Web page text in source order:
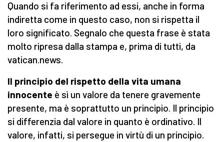
Quando si fa riferimento ad essi, anche in forma
indiretta come in questo caso, non si rispetta il
loro significato. Segnalo che questa frase è stata
molto ripresa dalla stampa e, prima di tutti, da
vatican.news.
Il principio del rispetto della vita umana
innocente è sì un valore da tenere gravemente
presente, ma è soprattutto un principio. Il principio
si differenzia dal valore in quanto è ordinativo. Il
valore, infatti, si persegue in virtù di un principio.